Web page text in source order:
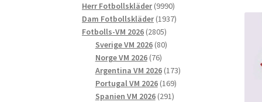
produkter
Herr Fotbollskläder 99909990
produkter
Dam Fotbollskläder 19371937
Fotbolls-VM 2026 28052805
produkter
Sverige VM 2026 8080
Norge VM 2026 7676
produkter
Argentina VM 2026 173173
Portugal VM 2026 169169
produkter
Spanien VM 2026 291291